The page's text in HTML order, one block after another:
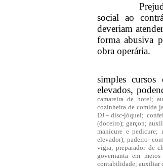
social ao
deveriam
forma abusiva
obra operária.
simples
elevados,
camareira de hotel;
cozinheira de comida
DJ – disc-jóquei;
(doceiro); garçon;
manicure e pedicure;
elevador); padeiro-
vigia; preparador de
governanta em
contabilidade; auxiliar